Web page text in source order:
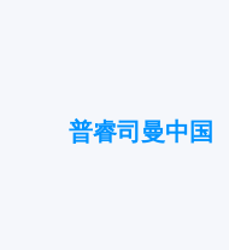
普睿司曼中国